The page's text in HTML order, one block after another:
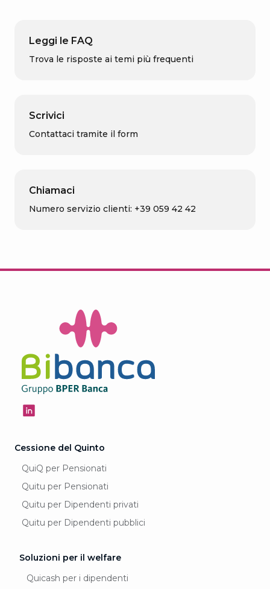
Leggi le FAQ
Trova le risposte ai temi più frequenti
Scrivici
Contattaci tramite il form
Chiamaci
Numero servizio clienti: +39 059 42 42
Cessione del Quinto
QuiQ per Pensionati
Quitu per Pensionati
Quitu per Dipendenti privati
Quitu per Dipendenti pubblici
Soluzioni per il welfare
Quicash per i dipendenti